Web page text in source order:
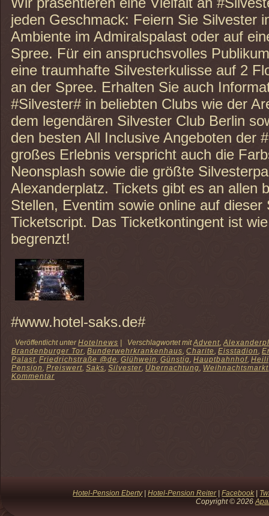
jeden Geschmack: Feiern Sie Silvester
Ambiente im Admiralspalast oder auf
Spree. Für ein anspruchsvolles
eine traumhafte Silvesterkulisse auf 2
an der Spree. Erhalten Sie auch
#Silvester# in beliebten Clubs wie der
dem legendären Silvester Club Berlin
den besten All Inclusive Angeboten der
großes Erlebnis verspricht auch die
Neonsplash sowie die größte
Alexanderplatz. Tickets gibt es an allen
Stellen, Eventim sowie online auf dieser
Ticketscript. Das Ticketkontingent ist
begrenzt!
#www.hotel-saks.de#
Veröffentlicht unter Hotelnews | Verschlagwortet mit Advent
Brandenburger Tor Bunderwehrkrankenhaus Charite Eisstadion
Palast Friedrichstraße @de Glühwein Günstig Hauptbahnhof,
Pension Preiswert Saks Silvester Übernachtung Weihnachtsmarkt
Kommentar
Hotel-Pension Eberty|Hotel-Pension Reiter|Facebook|
Copyright © 2026